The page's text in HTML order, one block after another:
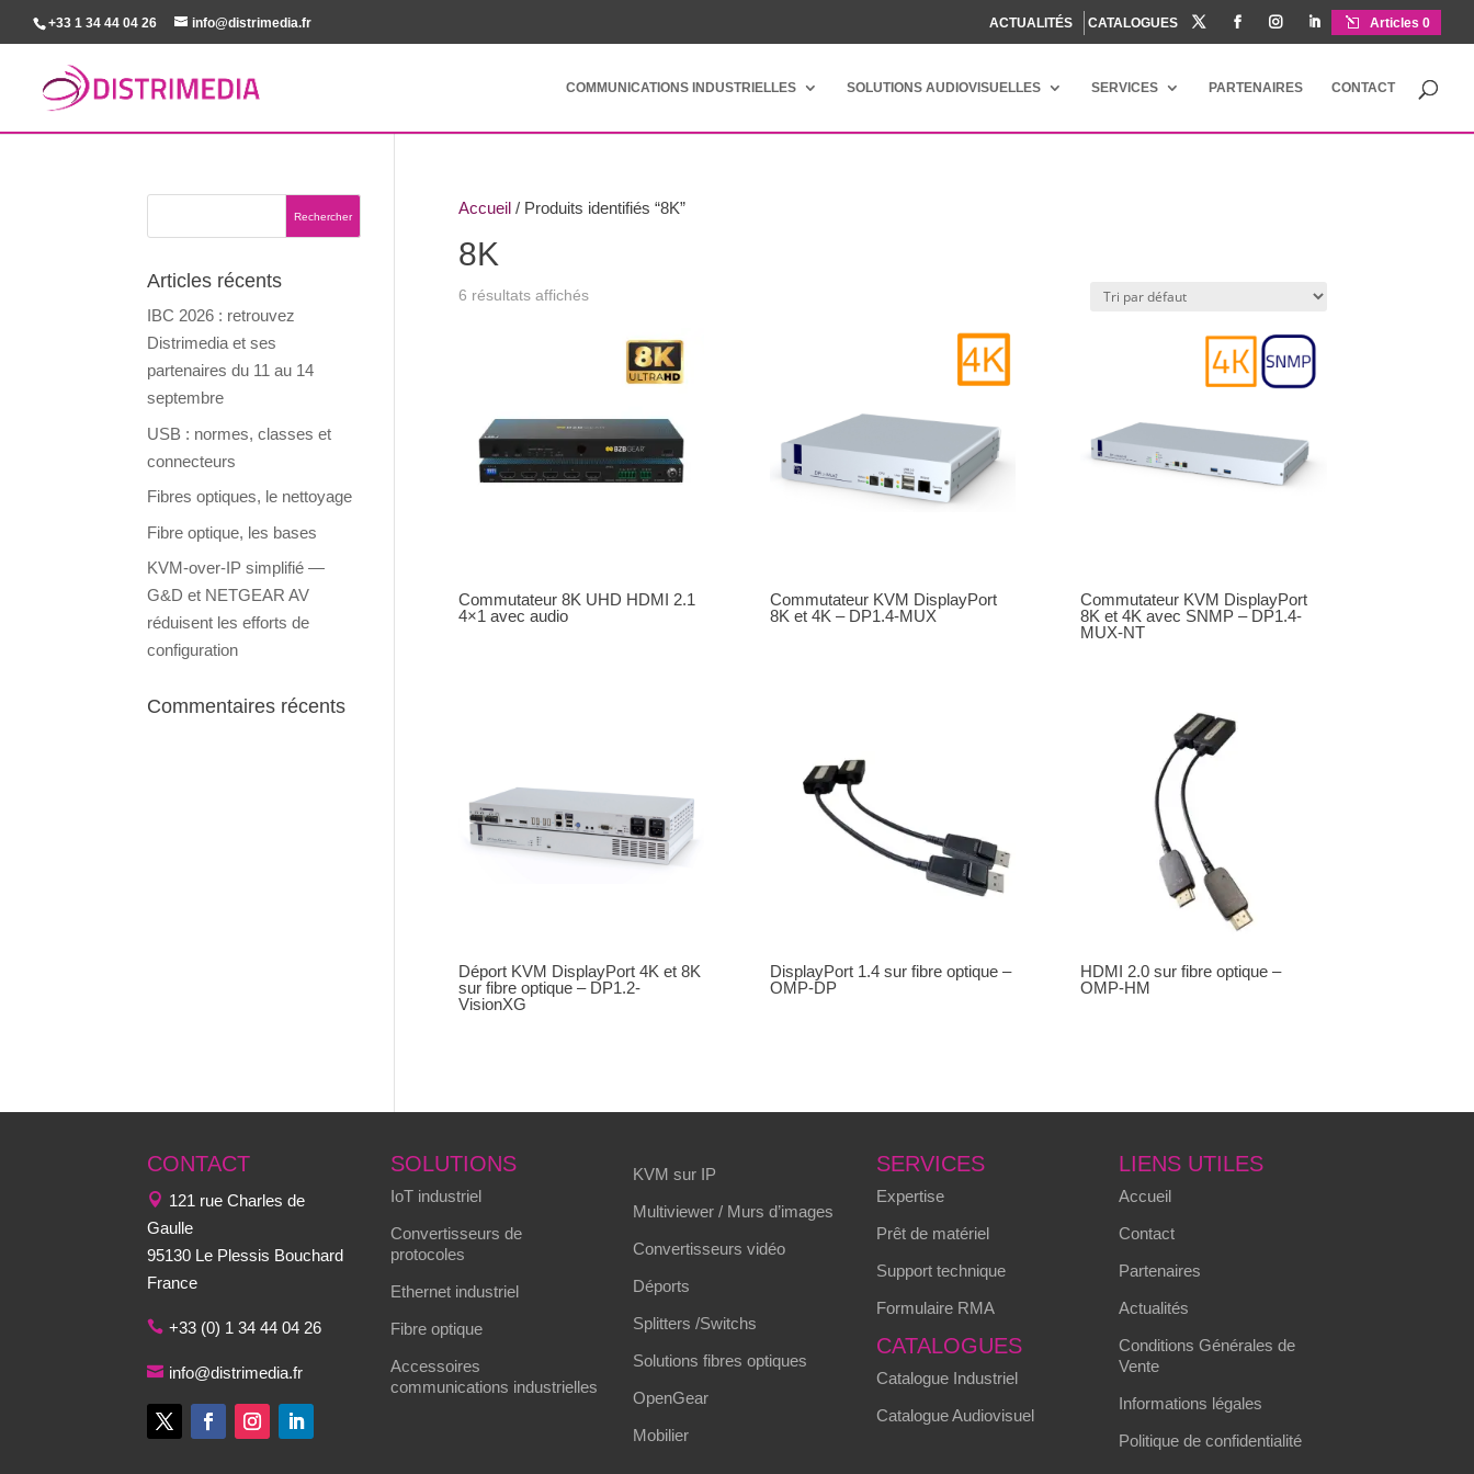
+33 1 34 44 04 26 info@distrimedia.fr ACTUALITÉS CATALOGUES     Articles 0
COMMUNICATIONS INDUSTRIELLES SOLUTIONS AUDIOVISUELLES SERVICES PARTENAIRES CONTACT
Accueil/ Produits identifiés “8K”
8K
6 résultats affichés
Commutateur 8K UHD HDMI 2.1
4×1 avec audio
Commutateur KVM DisplayPort
8K et 4K – DP1.4-MUX
Commutateur KVM DisplayPort
8K et 4K avec SNMP – DP1.4-
MUX-NT
Déport KVM DisplayPort 4K et 8K
sur fibre optique – DP1.2-
VisionXG
DisplayPort 1.4 sur fibre optique –
OMP-DP
HDMI 2.0 sur fibre optique –
OMP-HM
Articles récents
IBC 2026 : retrouvez
Distrimedia et ses
partenaires du 11 au 14
septembre
USB : normes, classes et
connecteurs
Fibres optiques, le nettoyage
Fibre optique, les bases
KVM-over-IP simplifié —
G&D et NETGEAR AV
réduisent les efforts de
configuration
Commentaires récents
CONTACT
121 rue Charles de
Gaulle
95130 Le Plessis Bouchard
France
+33 (0) 1 34 44 04 26
info@distrimedia.fr
SOLUTIONS
IoT industriel
Convertisseurs de
protocoles
Ethernet industriel
Fibre optique
Accessoires
communications industrielles
KVM sur IP
Multiviewer / Murs d’images
Convertisseurs vidéo
Déports
Splitters /Switchs
Solutions fibres optiques
OpenGear
Mobilier
SERVICES
Expertise
Prêt de matériel
Support technique
Formulaire RMA
CATALOGUES
Catalogue Industriel
Catalogue Audiovisuel
LIENS UTILES
Accueil
Contact
Partenaires
Actualités
Conditions Générales de
Vente
Informations légales
Politique de confidentialité